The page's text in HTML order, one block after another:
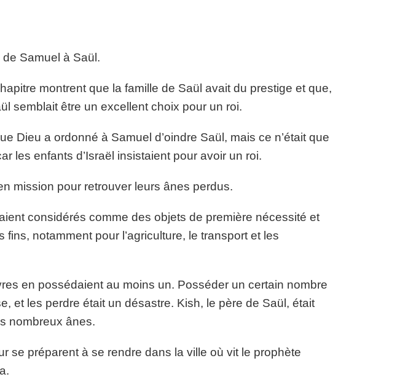
Samuel à Saül.
montrent que la famille de Saül avait du prestige et que,
semblait être un excellent choix pour un roi.
Dieu a ordonné à Samuel d’oindre Saül, mais ce n’était que
les enfants d’Israël insistaient pour avoir un roi.
mission pour retrouver leurs ânes perdus.
considérés comme des objets de première nécessité et
notamment pour l’agriculture, le transport et les
en possédaient au moins un. Posséder un certain nombre
et les perdre était un désastre. Kish, le père de Saül, était
nombreux ânes.
se préparent à se rendre dans la ville où vit le prophète